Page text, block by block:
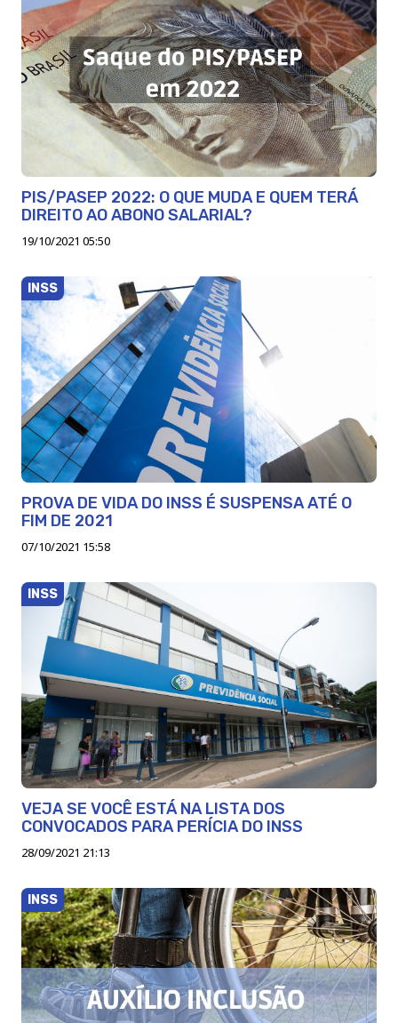
PIS/PASEP 2022: O QUE MUDA E QUEM TERÁ
DIREITO AO ABONO SALARIAL?
19/10/2021 05:50
INSS
PROVA DE VIDA DO INSS É SUSPENSA ATÉ O
FIM DE 2021
07/10/2021 15:58
INSS
VEJA SE VOCÊ ESTÁ NA LISTA DOS
CONVOCADOS PARA PERÍCIA DO INSS
28/09/2021 21:13
INSS